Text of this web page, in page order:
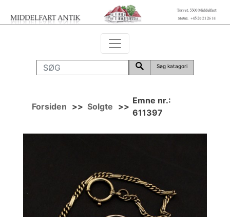
Søg katagori
Forsiden >> Solgte >>
Emne nr.:
611397